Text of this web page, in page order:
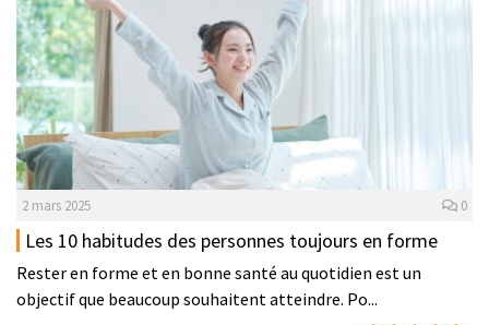
2 mars 2025 0
Les 10 habitudes des personnes toujours en forme
Rester en forme et en bonne santé au quotidien est un
objectif que beaucoup souhaitent atteindre. Po...